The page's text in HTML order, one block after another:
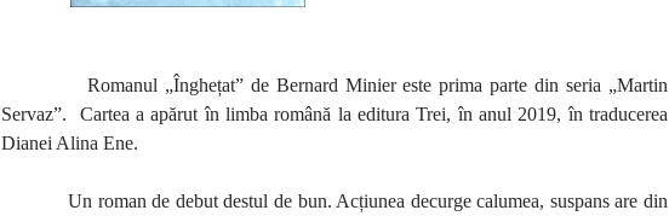
Romanul „Înghețat” de Bernard Minier este prima parte din seria „Martin
Servaz”.
Cartea a apărut în limba română la editura Trei, în anul 2019, în traducerea
Dianei Alina Ene.
Un roman de debut destul de bun. Acțiunea decurge calumea, suspans are din